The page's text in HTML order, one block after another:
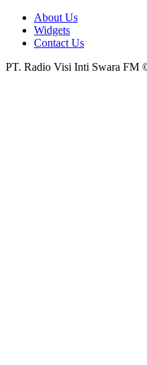
About Us
Widgets
Contact Us
PT. Radio Visi Inti Swara FM